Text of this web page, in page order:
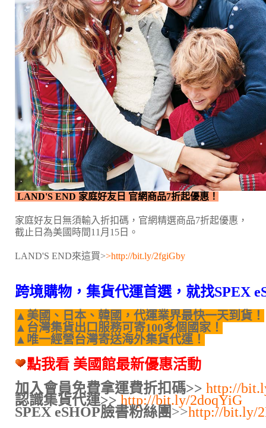
LAND'S END 家庭好友日 官網商品7折起優惠！
家庭好友日無須輸入折扣碼，官網精選商品7折起優惠，
截止日為美國時間11月15日。
LAND'S END來這買>>http://bit.ly/2fgiGby
跨境購物，集貨代運首選，就找SPEX
▲美國、日本、韓國，代運業界最快一天到貨！
▲台灣集貨出口服務可寄100多個國家！
▲唯一經營台灣寄送海外集貨代運！
點我看 美國館最新優惠活動
加入會員免費拿運費折扣碼>> http://
認識集貨代運>> http://bit.ly/2doqYiG
SPEX eSHOP臉書粉絲團>>http://bit.ly/